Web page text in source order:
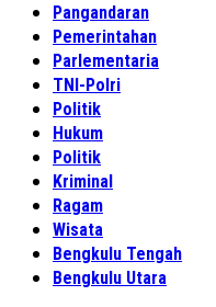
Pangandaran
Pemerintahan
Parlementaria
TNI-Polri
Politik
Hukum
Politik
Kriminal
Ragam
Wisata
Bengkulu Tengah
Bengkulu Utara